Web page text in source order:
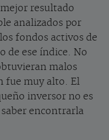
resultado
analizados por
fondos activos de
de ese índice. No
malos
fue muy alto. El
inversor no es
encontrarla